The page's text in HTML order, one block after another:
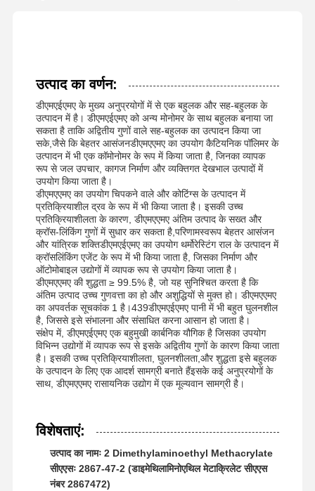
उत्पाद का वर्णन:
डीएमएईएमए के मुख्य अनुप्रयोगों में से एक बहुलक और सह-बहुलक के
उत्पादन में है। डीएमएईएमए को अन्य मोनोमर के साथ बहुलक बनाया जा
सकता है ताकि अद्वितीय गुणों वाले सह-बहुलक का उत्पादन किया जा
सके,जैसे कि बेहतर आसंजनडीएमएएमए का उपयोग कैटियनिक पॉलिमर के
उत्पादन में भी एक कॉमोनोमर के रूप में किया जाता है, जिनका व्यापक
रूप से जल उपचार, कागज निर्माण और व्यक्तिगत देखभाल उत्पादों में
उपयोग किया जाता है।
डीएमएएमए का उपयोग चिपकने वाले और कोटिंग्स के उत्पादन में
प्रतिक्रियाशील द्रव के रूप में भी किया जाता है। इसकी उच्च
प्रतिक्रियाशीलता के कारण, डीएमएएमए अंतिम उत्पाद के सख्त और
क्रॉस-लिंकिंग गुणों में सुधार कर सकता है,परिणामस्वरूप बेहतर आसंजन
और यांत्रिक शक्तिडीएमएईएमए का उपयोग थर्मोरेस्टिंग राल के उत्पादन में
क्रॉसलिंकिंग एजेंट के रूप में भी किया जाता है, जिसका निर्माण और
ऑटोमोबाइल उद्योगों में व्यापक रूप से उपयोग किया जाता है।
डीएमएएमए की शुद्धता ≥ 99.5% है, जो यह सुनिश्चित करता है कि
अंतिम उत्पाद उच्च गुणवत्ता का हो और अशुद्धियों से मुक्त हो। डीएमएएमए
का अपवर्तक सूचकांक 1 है।439डीएमएईएमए पानी में भी बहुत घुलनशील
है, जिससे इसे संभालना और संसाधित करना आसान हो जाता है।
संक्षेप में, डीएमएईएमए एक बहुमुखी कार्बनिक यौगिक है जिसका उपयोग
विभिन्न उद्योगों में व्यापक रूप से इसके अद्वितीय गुणों के कारण किया जाता
है। इसकी उच्च प्रतिक्रियाशीलता, घुलनशीलता,और शुद्धता इसे बहुलक
के उत्पादन के लिए एक आदर्श सामग्री बनाते हैंइसके कई अनुप्रयोगों के
साथ, डीएमएएमए रासायनिक उद्योग में एक मूल्यवान सामग्री है।
विशेषताएं:
उत्पाद का नामः 2 Dimethylaminoethyl Methacrylate
सीएएसः 2867-47-2 (डाइमेथिलामिनोएथिल मेटाक्रिलेट सीएएस
नंबर 2867472)